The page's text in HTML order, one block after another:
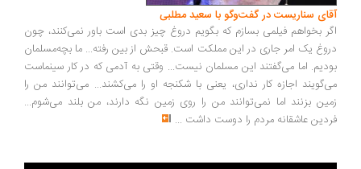
سناریست در گفت‌وگو با سعید مطلبی
بخواهم فیلمی بسازم که بگویم دروغ چیز بدی است باور نمی‌کنند، چون
یک امر جاری در این مملکت است. قبحش از بین رفته... ما بچه‌مسلمان
اما می‌گفتند این مسلمان نیست... وقتی به آدمی که در کار سینماست
اجازه کار نداری، یعنی با شکنجه او را می‌کشند... می‌توانند من را
بزنند اما نمی‌توانند من را روی زمین نگه دارند، من بلند می‌شوم...
عاشقانه مردم را دوست داشت ...